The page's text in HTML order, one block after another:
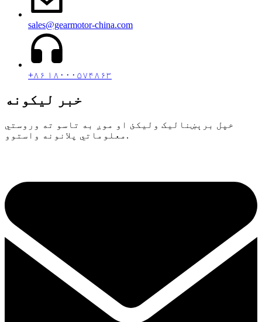
sales@gearmotor-china.com
+۸۶ ۱۸۰۰۰۵۷۴۸۶۳
خبر لیکونه
خپل برېښنالیک ولیکئ او موږ به تاسو ته وروستي
معلوماتي پلانونه واستوو.